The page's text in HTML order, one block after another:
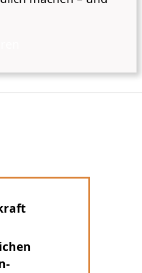
steuerten wir die